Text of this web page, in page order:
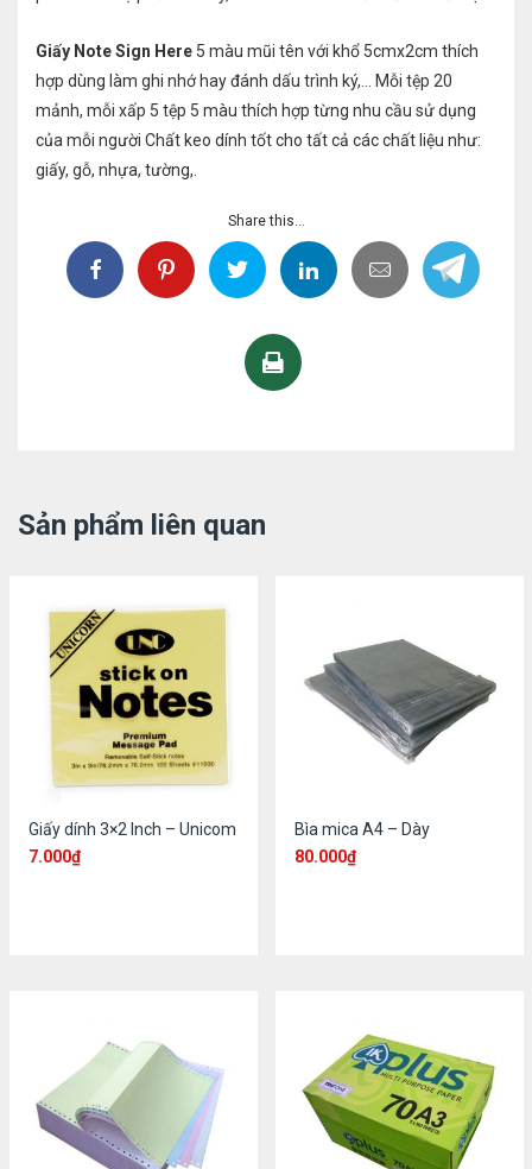
Giấy Note Sign Here 5 màu mũi tên với khổ 5cmx2cm thích
hợp dùng làm ghi nhớ hay đánh dấu trình ký,… Mỗi tệp 20
mảnh, mỗi xấp 5 tệp 5 màu thích hợp từng nhu cầu sử dụng
của mỗi người Chất keo dính tốt cho tất cả các chất liệu như:
giấy, gỗ, nhựa, tường,.
Share this...
Sản phẩm liên quan
Giấy dính 3×2 Inch – Unicom
7.000₫
Bìa mica A4 – Dày
80.000₫